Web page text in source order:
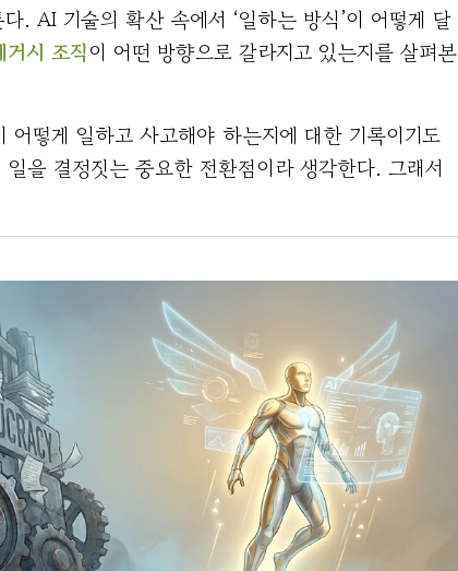
. AI 기술의 확산 속에서 ‘일하는 방식’이 어떻게 달
거시 조직이 어떤 방향으로 갈라지고 있는지를 살펴본
떻게 일하고 사고해야 하는지에 대한 기록이기도
을 결정짓는 중요한 전환점이라 생각한다. 그래서